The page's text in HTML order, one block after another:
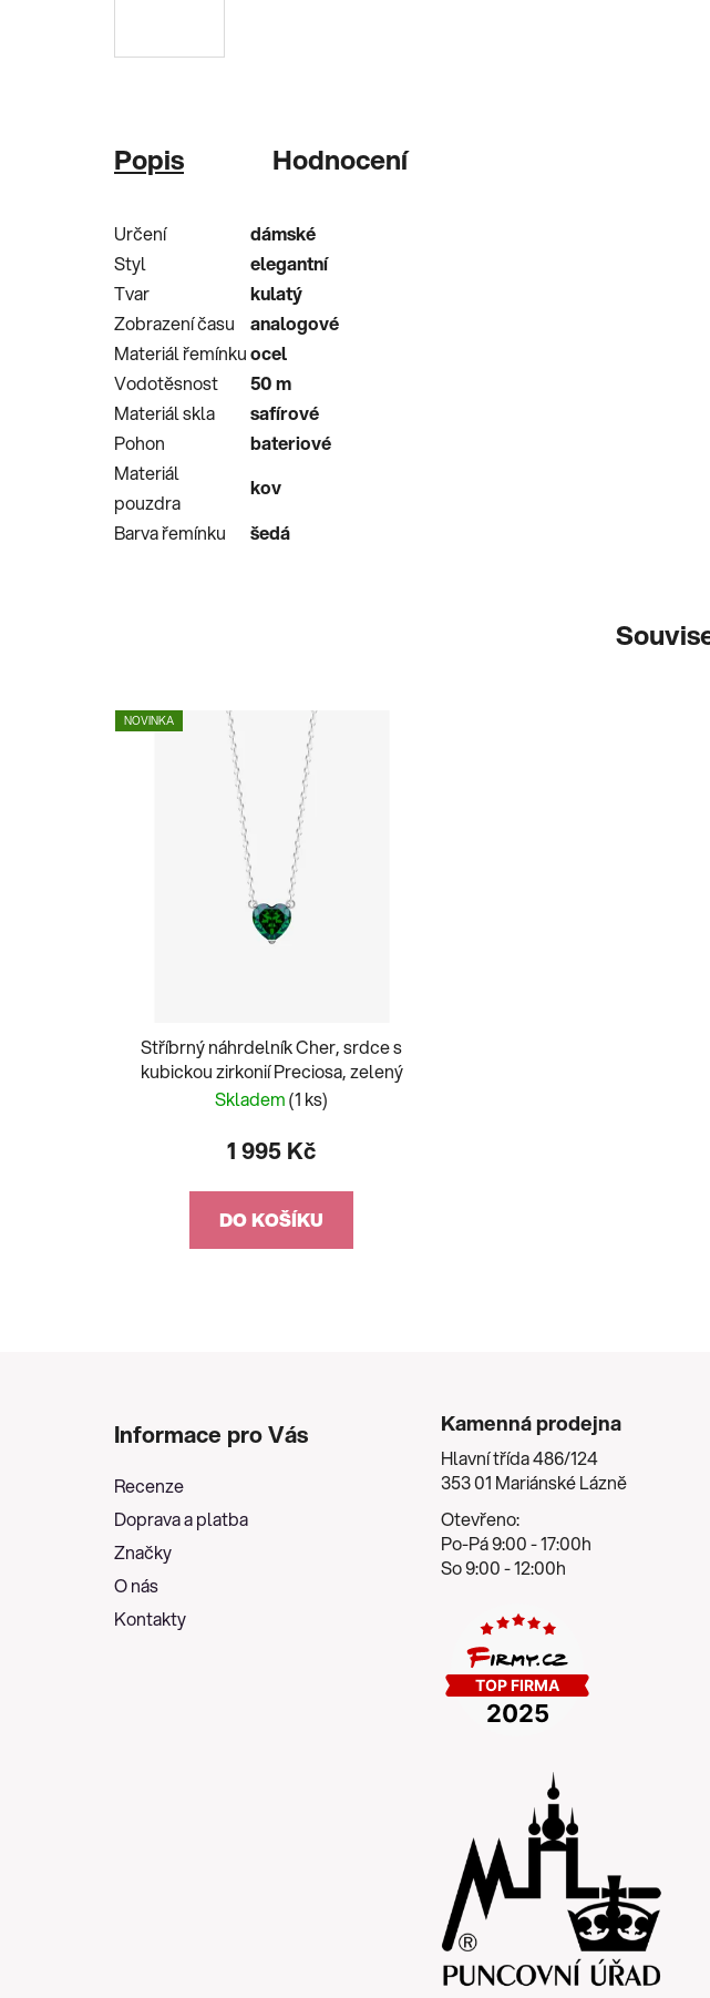
Popis Hodnocení
Určení
dámské
Styl
elegantní
Tvar
kulatý
Zobrazení času
analogové
Materiál řemínkuocel
Vodotěsnost
50m
Materiál skla
safírové
Pohon
bateriové
Materiál
pouzdra
kov
Barva řemínku
šedá
NOVINKA
Stříbrný náhrdelník Cher, srdce s
kubickou zirkonií Preciosa, zelený
Skladem(1 ks)
1 995 Kč
DO KOŠÍKU
Informace pro Vás
Recenze
Doprava a platba
Značky
O nás
Kontakty
Kamenná prodejna
Hlavní třída 486/124
353 01 Mariánské Lázně
Otevřeno:
Po-Pá 9:00 - 17:00h
So 9:00 - 12:00h